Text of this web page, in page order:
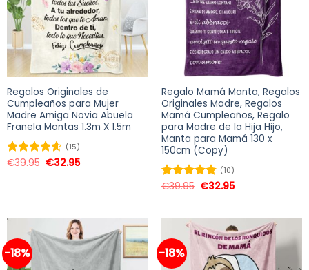
Regalos Originales de
Cumpleaños para Mujer
Madre Amiga Novia Abuela
Franela Mantas 1.3m X 1.5m
Valorado
(15)
€39.95 €32.95
Regalo Mamá Manta, Regalos
Originales Madre, Regalos
Mamá Cumpleaños, Regalo
para Madre de la Hija Hijo,
Manta para Mamá 130 x
150cm (Copy)
Valorado
(10)
€39.95 €32.95
-18% -18%